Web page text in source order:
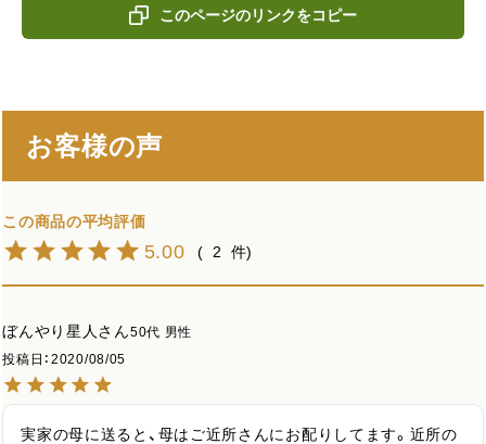
このページのリンクをコピー
お客様の声
5.00 2
ぼんやり星人 50代 男性
投稿日
2020/08/05
実家の母に送ると、母はご近所さんにお配りしてます。近所の